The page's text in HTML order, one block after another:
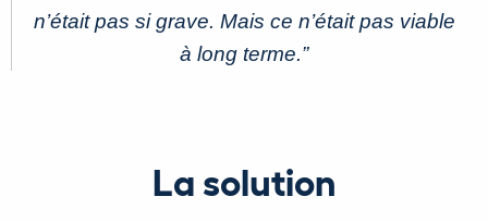
n’était pas si grave. Mais ce n’était pas viable
à long terme.”
La solution